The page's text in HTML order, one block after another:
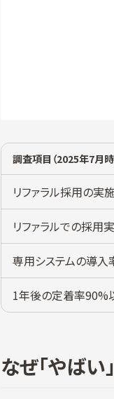
調査項目（2025年7月時
リファラル採用の実
リファラルでの採用
専用システムの導入
1年後の定着率90%
なぜ「やば